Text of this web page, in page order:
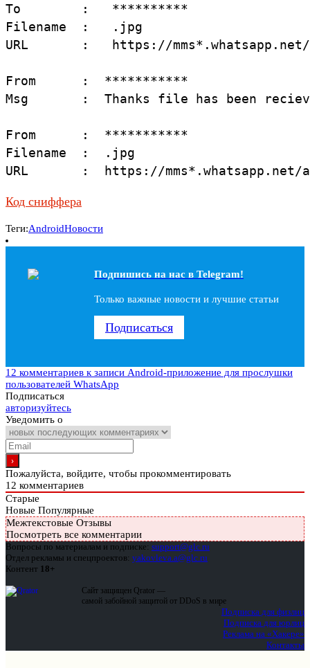
To        :   **********
Filename  :   .jpg
URL       :   https://mms*.whatsapp.net/
From      :  ***********
Msg       :  Thanks file has been
From      :  ***********
Filename  :  .jpg
URL       :  https://mms*.whatsapp.net/
Код сниффера
Теги:AndroidНовости
Подпишись на наc в Telegram!
Только важные новости и лучшие статьи
Подписаться
12 комментариев к записи Android-приложение для прослушки
пользователей WhatsApp
Подписаться
авторизуйтесь
Уведомить о
Пожалуйста, войдите, чтобы прокомментировать
12 комментариев
Старые
Новые Популярные
Межтекстовые Отзывы
Посмотреть все комментарии
Вопросы по материалам и подписке: support@glc.ru
Отдел рекламы и спецпроектов: yakovleva.a@glc.ru
Контент 18+
Сайт защищен Qrator —
самой забойной защитой от DDoS в мире
Подписка для физлиц
Подписка для юрлиц
Реклама на «Хакере»
Контакты